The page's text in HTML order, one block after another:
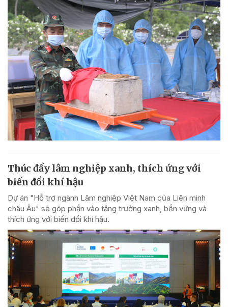
Thúc đẩy lâm nghiệp xanh, thích ứng với
biến đổi khí hậu
Dự án "Hỗ trợ ngành Lâm nghiệp Việt Nam của Liên minh
châu Âu" sẽ góp phần vào tăng trưởng xanh, bền vững và
thích ứng với biến đổi khí hậu.